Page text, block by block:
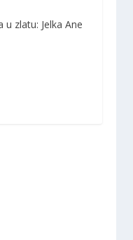
u zlatu: Jelka Ane